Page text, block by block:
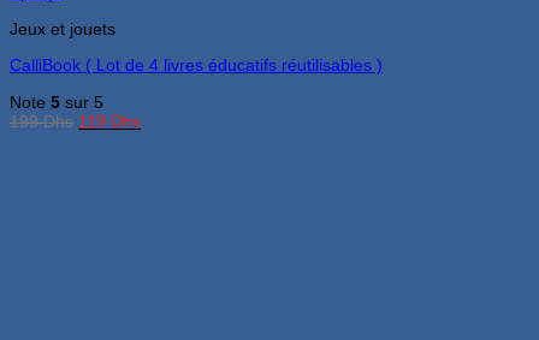
Jeux et jouets
CalliBook ( Lot de 4 livres éducatifs réutilisables )
Note 5 sur 5
199Dhs Le
119 DhsLe